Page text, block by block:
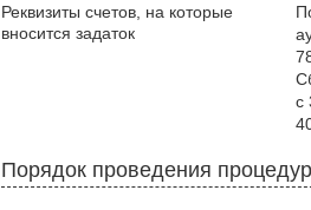
Реквизиты счетов, на которые
вносится задаток
с
Порядок проведения